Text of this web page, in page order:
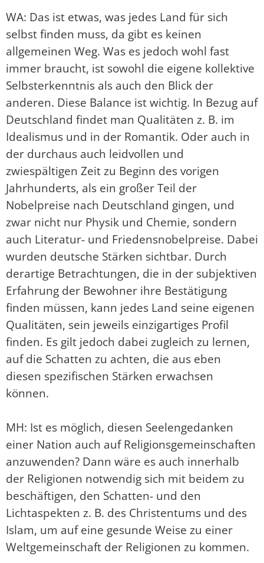
WA: Das ist etwas, was jedes Land für sich
selbst finden muss, da gibt es keinen
allgemeinen Weg. Was es jedoch wohl fast
immer braucht, ist sowohl die eigene kollektive
Selbsterkenntnis als auch den Blick der
anderen. Diese Balance ist wichtig. In Bezug auf
Deutschland findet man Qualitäten z. B. im
Idealismus und in der Romantik. Oder auch in
der durchaus auch leidvollen und
zwiespältigen Zeit zu Beginn des vorigen
Jahrhunderts, als ein großer Teil der
Nobelpreise nach Deutschland gingen, und
zwar nicht nur Physik und Chemie, sondern
auch Literatur- und Friedensnobelpreise. Dabei
wurden deutsche Stärken sichtbar. Durch
derartige Betrachtungen, die in der subjektiven
Erfahrung der Bewohner ihre Bestätigung
finden müssen, kann jedes Land seine eigenen
Qualitäten, sein jeweils einzigartiges Profil
finden. Es gilt jedoch dabei zugleich zu lernen,
auf die Schatten zu achten, die aus eben
diesen spezifischen Stärken erwachsen
können.
MH: Ist es möglich, diesen Seelengedanken
einer Nation auch auf Religionsgemeinschaften
anzuwenden? Dann wäre es auch innerhalb
der Religionen notwendig sich mit beidem zu
beschäftigen, den Schatten- und den
Lichtaspekten z. B. des Christentums und des
Islam, um auf eine gesunde Weise zu einer
Weltgemeinschaft der Religionen zu kommen.